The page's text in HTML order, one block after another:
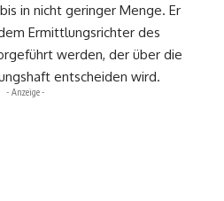
in nicht geringer Menge. Er
Ermittlungsrichter des
werden, der über die
entscheiden wird.
- Anzeige -